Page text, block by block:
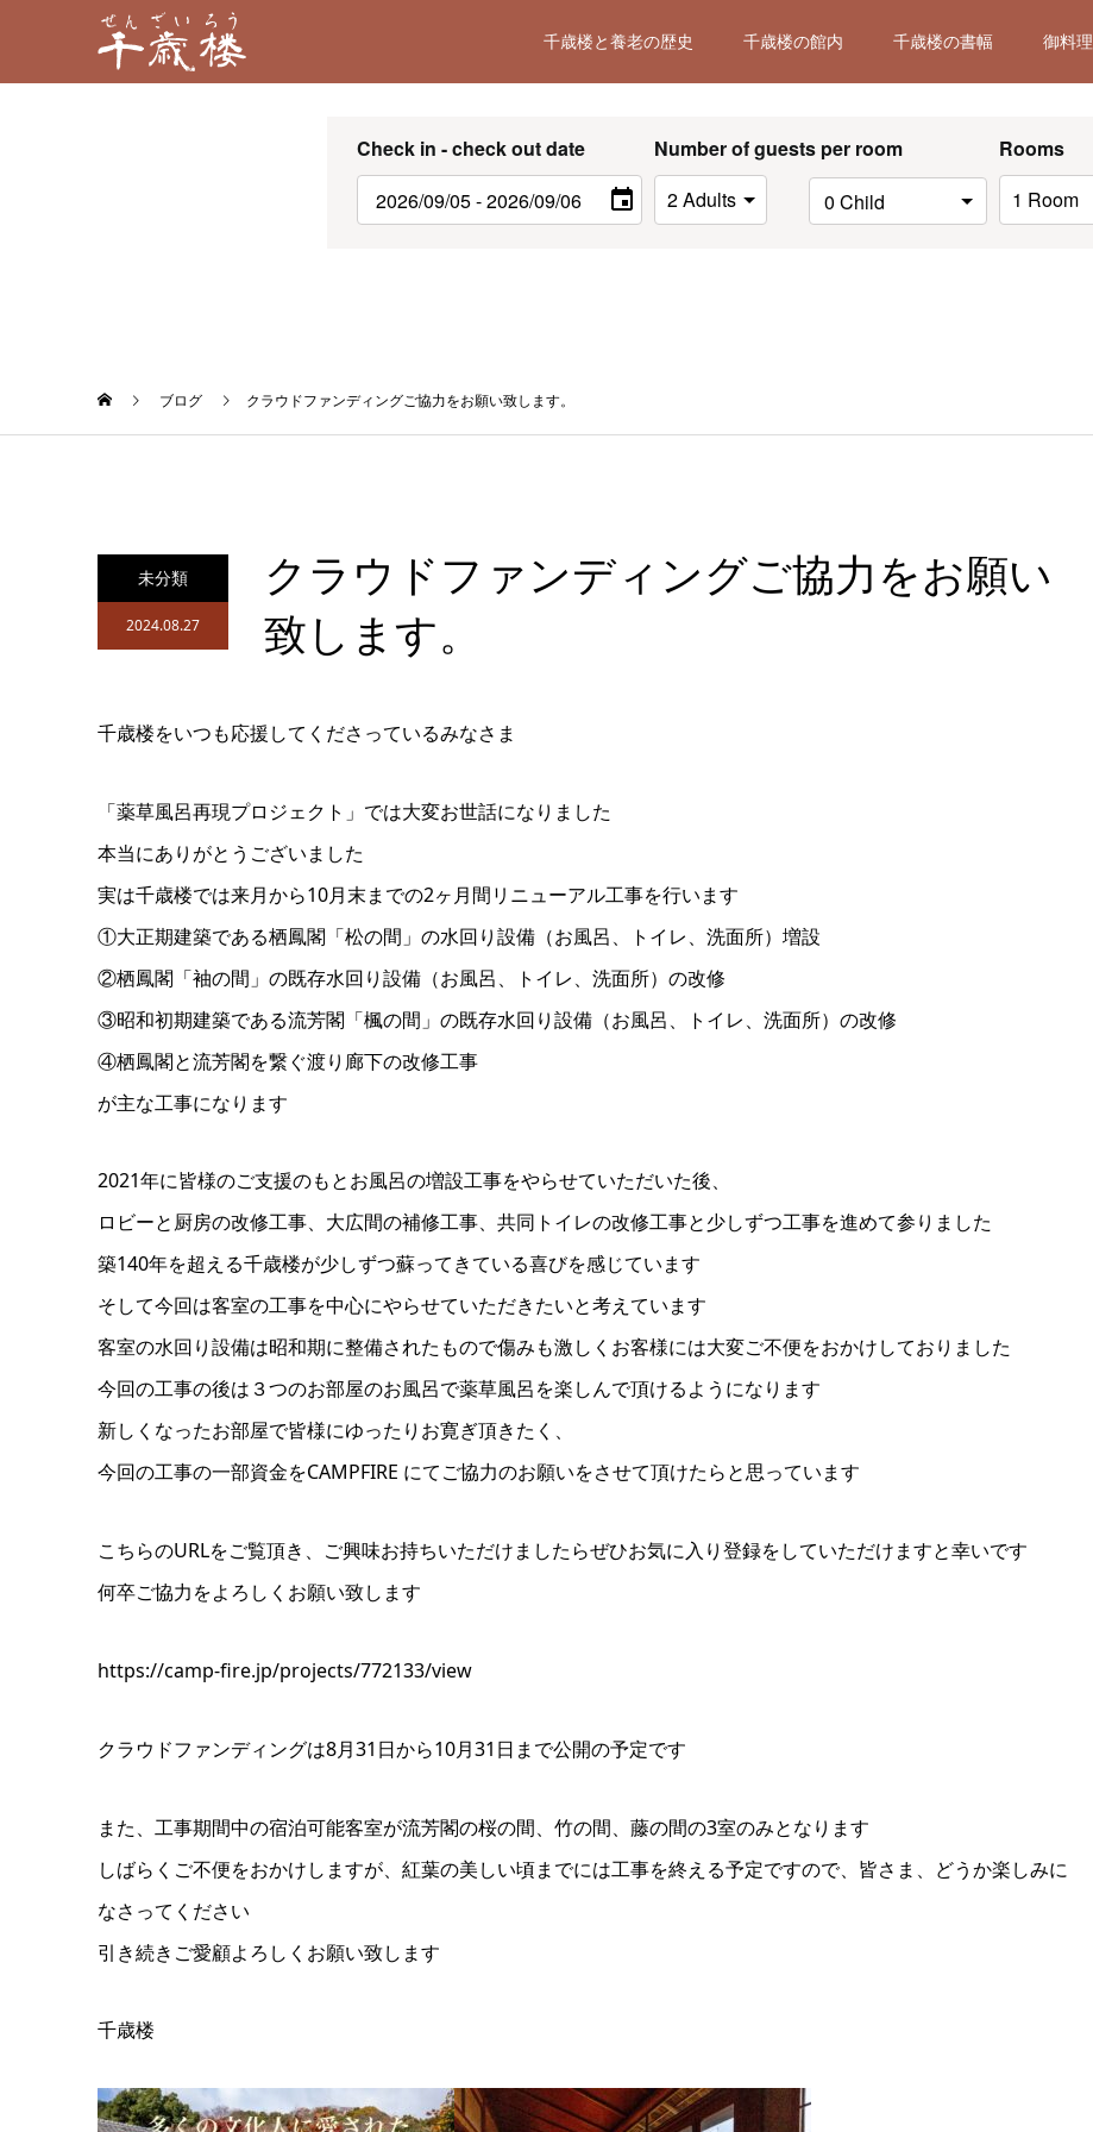
千歳楼と養老の歴史 千歳楼の館内 千歳楼の書幅 御料理
Check in - check out date Number of guests per room Rooms
ブログ クラウドファンディングご協力をお願い致します。
未分類
2024.08.27
クラウドファンディングご協力をお願い
致します。
千歳楼をいつも応援してくださっているみなさま
「薬草風呂再現プロジェクト」では大変お世話になりました
本当にありがとうございました
実は千歳楼では来月から10月末までの2ヶ月間リニューアル工事を行います
①大正期建築である栖鳳閣「松の間」の水回り設備（お風呂、トイレ、洗面所）増設
②栖鳳閣「袖の間」の既存水回り設備（お風呂、トイレ、洗面所）の改修
③昭和初期建築である流芳閣「楓の間」の既存水回り設備（お風呂、トイレ、洗面所）の改修
④栖鳳閣と流芳閣を繋ぐ渡り廊下の改修工事
が主な工事になります
2021年に皆様のご支援のもとお風呂の増設工事をやらせていただいた後、
ロビーと厨房の改修工事、大広間の補修工事、共同トイレの改修工事と少しずつ工事を進めて参りました
築140年を超える千歳楼が少しずつ蘇ってきている喜びを感じています
そして今回は客室の工事を中心にやらせていただきたいと考えています
客室の水回り設備は昭和期に整備されたもので傷みも激しくお客様には大変ご不便をおかけしておりました
今回の工事の後は３つのお部屋のお風呂で薬草風呂を楽しんで頂けるようになります
新しくなったお部屋で皆様にゆったりお寛ぎ頂きたく、
今回の工事の一部資金をCAMPFIRE にてご協力のお願いをさせて頂けたらと思っています
こちらのURLをご覧頂き、ご興味お持ちいただけましたらぜひお気に入り登録をしていただけますと幸いです
何卒ご協力をよろしくお願い致します
https://camp-fire.jp/projects/772133/view
クラウドファンディングは8月31日から10月31日まで公開の予定です
また、工事期間中の宿泊可能客室が流芳閣の桜の間、竹の間、藤の間の3室のみとなります
しばらくご不便をおかけしますが、紅葉の美しい頃までには工事を終える予定ですので、皆さま、どうか楽しみに
なさってください
引き続きご愛顧よろしくお願い致します
千歳楼